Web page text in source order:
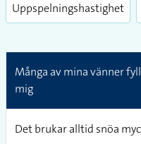
Uppspelningshastighet
Många av mina vänner
mig
Det brukar alltid snöa